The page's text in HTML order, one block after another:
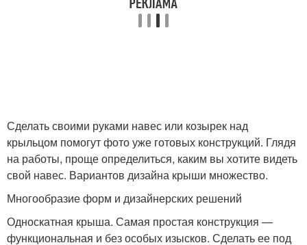
Сделать своими руками навес или козырек над
крыльцом помогут фото уже готовых конструкций. Глядя
на работы, проще определиться, каким вы хотите видеть
свой навес. Вариантов дизайна крыши множество.
Многообразие форм и дизайнерских решений
Односкатная крыша. Самая простая конструкция —
функциональная и без особых изысков. Сделать ее под